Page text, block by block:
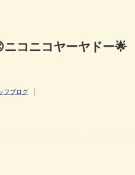
ニコニコヤーヤドー🌟
フブログ